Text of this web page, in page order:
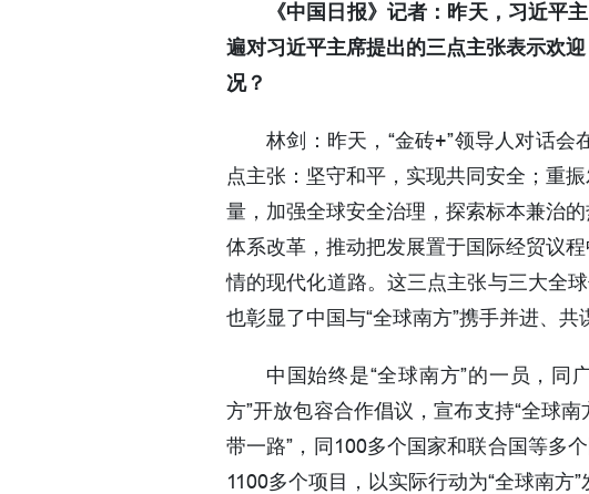
《中国日报》记者：昨天，习近平
遍对习近平主席提出的三点主张表示欢
况？
林剑：昨天，“金砖+”领导人对话
点主张：坚守和平，实现共同安全；重
量，加强全球安全治理，探索标本兼治
体系改革，推动把发展置于国际经贸议
情的现代化道路。这三点主张与三大全
也彰显了中国与“全球南方”携手并进、共
中国始终是“全球南方”的一员，同
方”开放包容合作倡议，宣布支持“全球
带一路”，同100多个国家和联合国等多
1100多个项目，以实际行动为“全球南方”